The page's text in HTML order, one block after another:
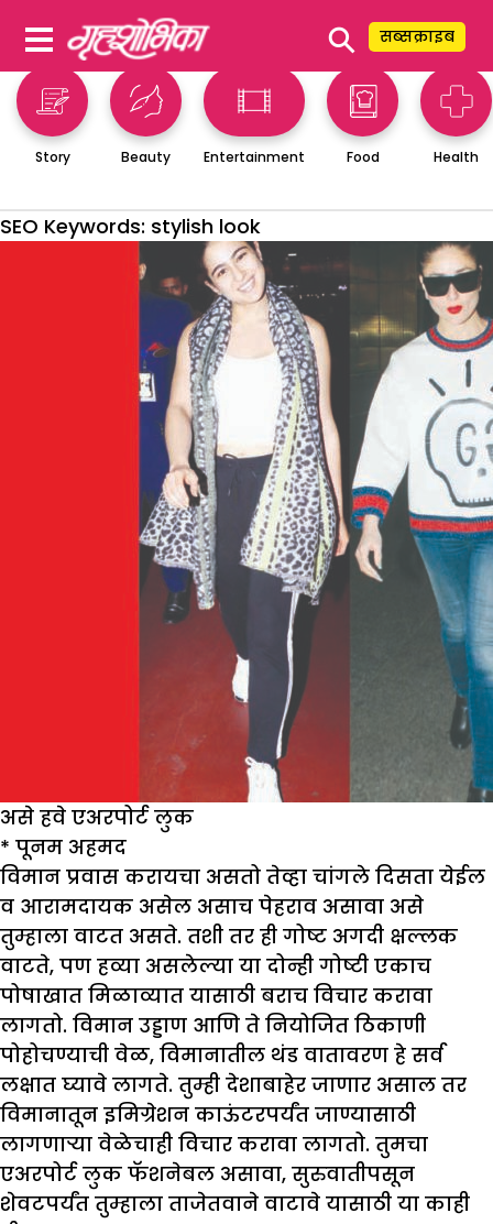
⚲ सब्सक्राइब
Story Beauty Entertainment Food Health
SEO Keywords: stylish look
असे हवे एअरपोर्ट लुक
* पूनम अहमद
विमान प्रवास करायचा असतो तेव्हा चांगले दिसता येईल
व आरामदायक असेल असाच पेहराव असावा असे
तुम्हाला वाटत असते. तशी तर ही गोष्ट अगदी क्षल्लक
वाटते, पण हव्या असलेल्या या दोन्ही गोष्टी एकाच
पोषाखात मिळाव्यात यासाठी बराच विचार करावा
लागतो. विमान उड्डाण आणि ते नियोजित ठिकाणी
पोहोचण्याची वेळ, विमानातील थंड वातावरण हे सर्व
लक्षात घ्यावे लागते. तुम्ही देशाबाहेर जाणार असाल तर
विमानातून इमिग्रेशन काऊंटरपर्यंत जाण्यासाठी
लागणाऱ्या वेळेचाही विचार करावा लागतो. तुमचा
एअरपोर्ट लुक फॅशनेबल असावा, सुरुवातीपसून
शेवटपर्यंत तुम्हाला ताजेतवाने वाटावे यासाठी या काही